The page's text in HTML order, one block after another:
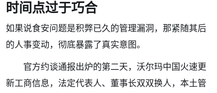
时间点过于巧合
如果说食安问题是积弊已久的管理漏洞，那紧随其后
的人事变动，彻底暴露了真实意图。
官方约谈通报出炉的第二天，沃尔玛中国火速更
新工商信息，法定代表人、董事长双双换人，本土管